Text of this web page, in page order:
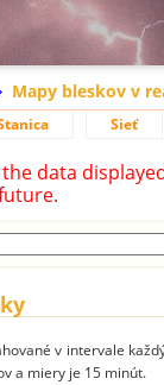
Mapy bleskov v
Sieť
data
v intervale
a miery je 15 minút.